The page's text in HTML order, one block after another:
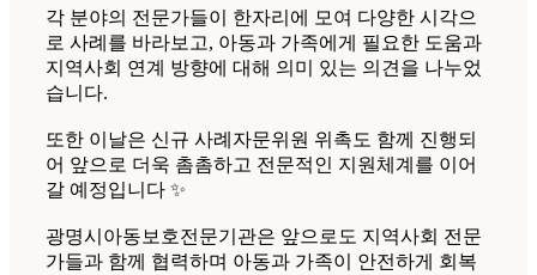
각 분야의 전문가들이 한자리에 모여 다양한 시각으
로 사례를 바라보고, 아동과 가족에게 필요한 도움과
지역사회 연계 방향에 대해 의미 있는 의견을 나누었
습니다.
또한 이날은 신규 사례자문위원 위촉도 함께 진행되
어 앞으로 더욱 촘촘하고 전문적인 지원체계를 이어
갈 예정입니다 ✨
광명시아동보호전문기관은 앞으로도 지역사회 전문
가들과 함께 협력하며 아동과 가족이 안전하게 회복